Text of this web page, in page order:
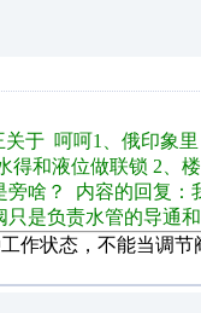
关于 呵呵1、俄印象
和液位做联锁 2、
啥？ 内容的回复
只是负责水管的导通
作状态，不能当调节